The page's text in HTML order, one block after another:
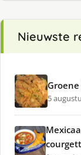
Nieuwste
5